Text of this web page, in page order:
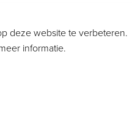
van het laatste nieuws,
events en andere
deze website te verbeteren.
informatie.